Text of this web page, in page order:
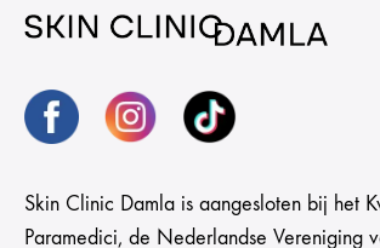
Skin Clinic Damla is aangesloten bij het
Paramedici, de Nederlandse Vereniging